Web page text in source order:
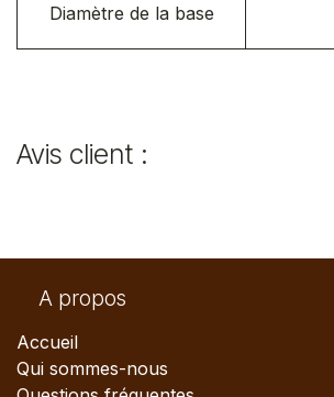
Diamètre de la base
Avis client :
A propos
Accueil
Qui sommes-nous